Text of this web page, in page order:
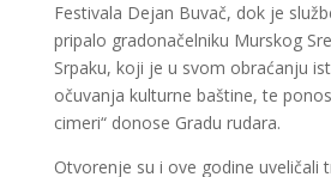
Festivala Dejan Buvač, dok je
pripalo gradonačelniku Murskog
Srpaku, koji je u svom obraćanju
očuvanja kulturne baštine, te
cimeri“ donose Gradu rudara.
Otvorenje su i ove godine uveličali